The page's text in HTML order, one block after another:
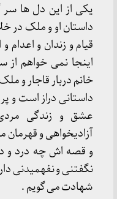
یکی از این دل ها
داستان او و ملک در
قیام و زندان و
اینجا نمی خواهم
خانم دربار قاجار و
داستانی دراز است و
عشق و زندگی
آزادیخواهی و
و قصه اش چه درد و
نگفتنی و نفهمیدنی
شهادت می گویم .